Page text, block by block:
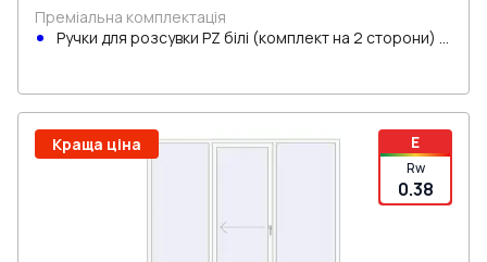
Преміальна комплектація
Ручки для розсувки PZ білі (комплект на 2 сторони) з
E
Rw
0.38
Краща ціна